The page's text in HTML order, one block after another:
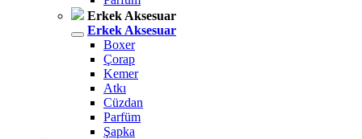
Erkek Aksesuar
Erkek Aksesuar
Boxer
Çorap
Kemer
Atkı
Cüzdan
Parfüm
Şapka